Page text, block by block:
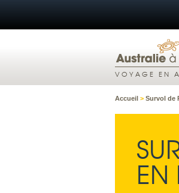
VOYAGE EN
Accueil > Survol de
EN